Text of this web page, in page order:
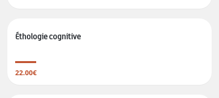
Éthologie cognitive
22.00€